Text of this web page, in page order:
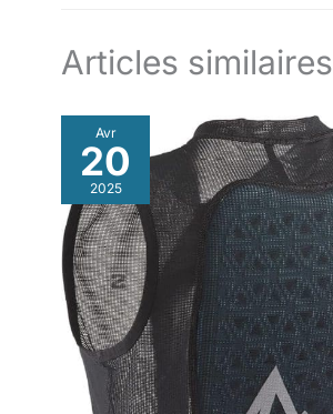
Articles similaires
Avr
20
2025